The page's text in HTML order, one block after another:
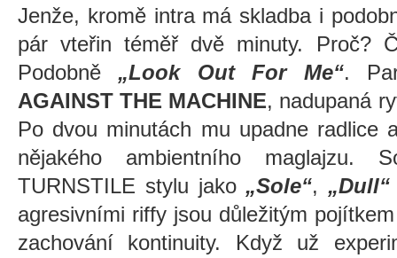
Jenže, kromě intra má skladba i
pár vteřin téměř dvě minuty. Proč?
Podobně „Look Out For Me“.
AGAINST THE MACHINE, nadupaná
Po dvou minutách mu upadne radlice
nějakého ambientního maglajzu.
TURNSTILE stylu jako „Sole“, „Dull“
agresivními riffy jsou důležitým
zachování kontinuity. Když už